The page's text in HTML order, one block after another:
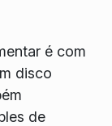
é com
disco
de